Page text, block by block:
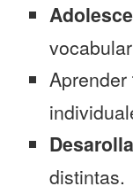
Aprender
distintas.